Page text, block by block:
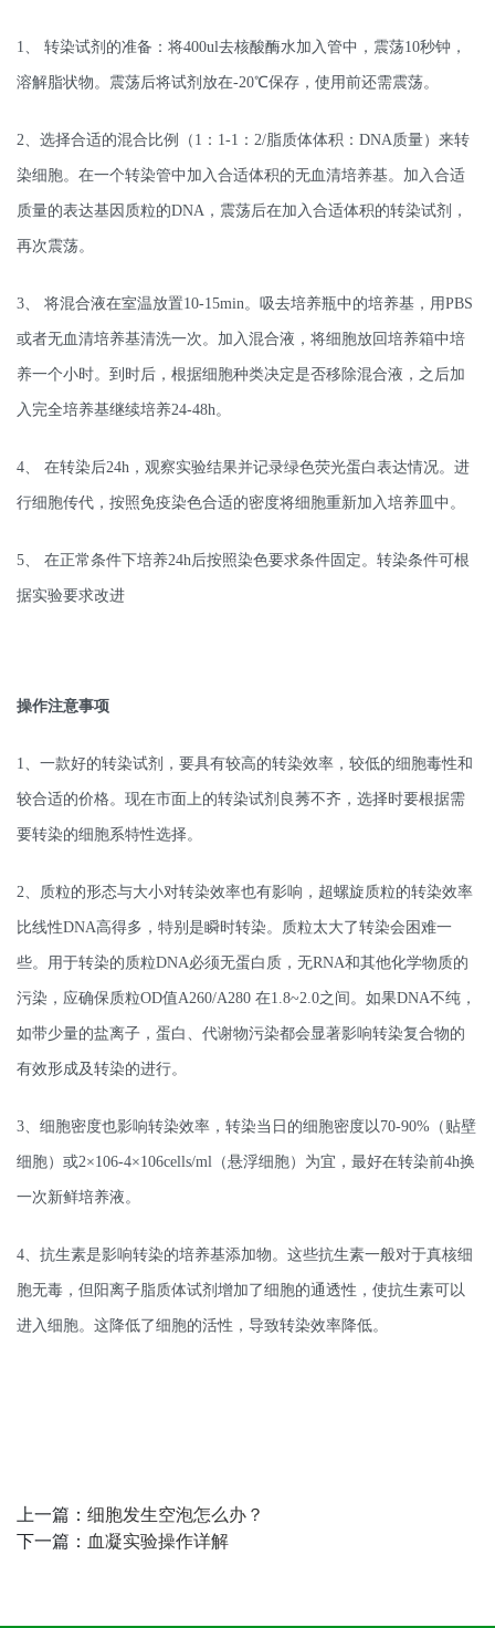
1、 转染试剂的准备：将400ul去核酸酶水加入管中，震荡10秒钟，
溶解脂状物。震荡后将试剂放在-20℃保存，使用前还需震荡。
2、选择合适的混合比例（1：1-1：2/脂质体体积：DNA质量）来转
染细胞。在一个转染管中加入合适体积的无血清培养基。加入合适
质量的表达基因质粒的DNA，震荡后在加入合适体积的转染试剂，
再次震荡。
3、 将混合液在室温放置10-15min。吸去培养瓶中的培养基，用PBS
或者无血清培养基清洗一次。加入混合液，将细胞放回培养箱中培
养一个小时。到时后，根据细胞种类决定是否移除混合液，之后加
入完全培养基继续培养24-48h。
4、 在转染后24h，观察实验结果并记录绿色荧光蛋白表达情况。进
行细胞传代，按照免疫染色合适的密度将细胞重新加入培养皿中。
5、 在正常条件下培养24h后按照染色要求条件固定。转染条件可根
据实验要求改进
操作注意事项
1、一款好的转染试剂，要具有较高的转染效率，较低的细胞毒性和
较合适的价格。现在市面上的转染试剂良莠不齐，选择时要根据需
要转染的细胞系特性选择。
2、质粒的形态与大小对转染效率也有影响，超螺旋质粒的转染效率
比线性DNA高得多，特别是瞬时转染。质粒太大了转染会困难一
些。用于转染的质粒DNA必须无蛋白质，无RNA和其他化学物质的
污染，应确保质粒OD值A260/A280 在1.8~2.0之间。如果DNA不纯，
如带少量的盐离子，蛋白、代谢物污染都会显著影响转染复合物的
有效形成及转染的进行。
3、细胞密度也影响转染效率，转染当日的细胞密度以70-90%（贴壁
细胞）或2×106-4×106cells/ml（悬浮细胞）为宜，最好在转染前4h换
一次新鲜培养液。
4、抗生素是影响转染的培养基添加物。这些抗生素一般对于真核细
胞无毒，但阳离子脂质体试剂增加了细胞的通透性，使抗生素可以
进入细胞。这降低了细胞的活性，导致转染效率降低。
上一篇： 细胞发生空泡怎么办？
下一篇： 血凝实验操作详解